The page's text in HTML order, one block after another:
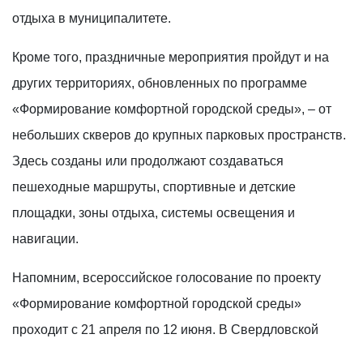
отдыха в муниципалитете.
Кроме того, праздничные мероприятия пройдут и на
других территориях, обновленных по программе
«Формирование комфортной городской среды», – от
небольших скверов до крупных парковых пространств.
Здесь созданы или продолжают создаваться
пешеходные маршруты, спортивные и детские
площадки, зоны отдыха, системы освещения и
навигации.
Напомним, всероссийское голосование по проекту
«Формирование комфортной городской среды»
проходит с 21 апреля по 12 июня. В Свердловской